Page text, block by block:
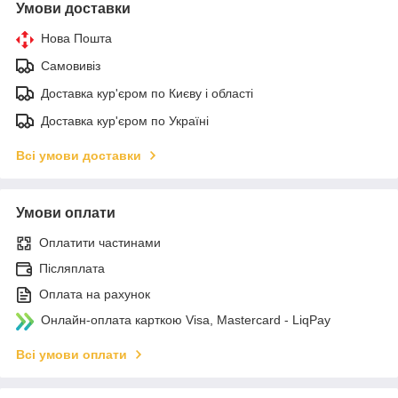
Умови доставки
Нова Пошта
Самовивіз
Доставка кур'єром по Києву і області
Доставка кур'єром по Україні
Всі умови доставки
Умови оплати
Оплатити частинами
Післяплата
Оплата на рахунок
Онлайн-оплата карткою Visa, Mastercard - LiqPay
Всі умови оплати